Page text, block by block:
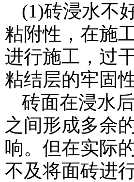
(1)砖浸水不
粘附性，在施
进行施工，过
粘结层的牢固
砖面在浸水
之间形成多余
响。但在实际
不及将面砖进